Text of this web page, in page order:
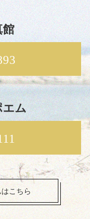
館
エム
こちら